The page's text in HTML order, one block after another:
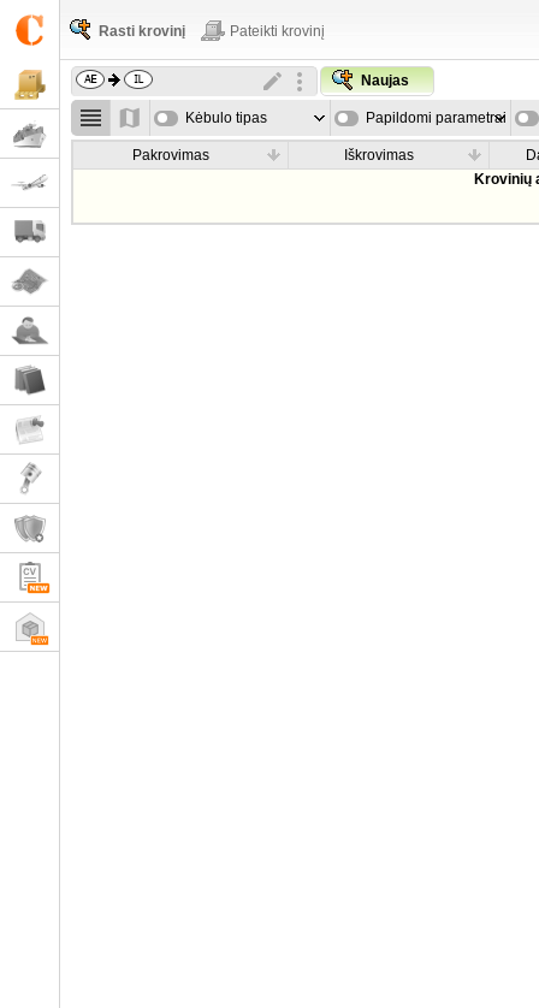
Rasti krovinį Pateikti krovinį
Naujas
Kėbulo tipas Papildomi parametrai
Pakrovimas Iškrovimas
Krovinių